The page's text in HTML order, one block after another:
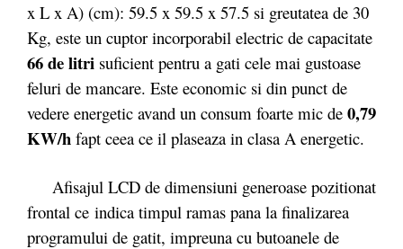
x L x A) (cm): 59.5 x 59.5 x 57.5 si greutatea de 30
Kg, este un cuptor incorporabil electric de capacitate
66 de litri suficient pentru a gati cele mai gustoase
feluri de mancare. Este economic si din punct de
vedere energetic avand un consum foarte mic de 0,79
KW/h fapt ceea ce il plaseaza in clasa A energetic.
Afisajul LCD de dimensiuni generoase pozitionat
frontal ce indica timpul ramas pana la finalizarea
programului de gatit, impreuna cu butoanele de